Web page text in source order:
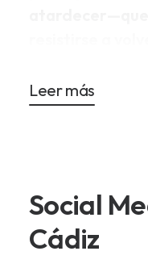
Leer más
Social
Cádiz